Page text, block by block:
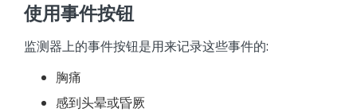
使用事件按钮
监测器上的事件按钮是用来记录这些事件的:
胸痛
感到头晕或昏厥